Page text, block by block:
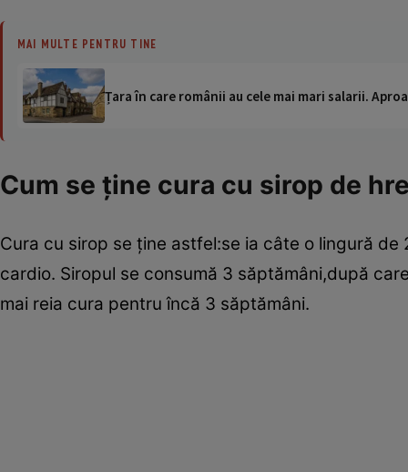
MAI MULTE PENTRU TINE
Țara în care românii au cele mai mari salarii.
Cum se ţine cura cu sirop de
Cura cu sirop se ţine astfel:se ia câte o lingură
cardio. Siropul se consumă 3 săptămâni,după
mai reia cura pentru încă 3 săptămâni.